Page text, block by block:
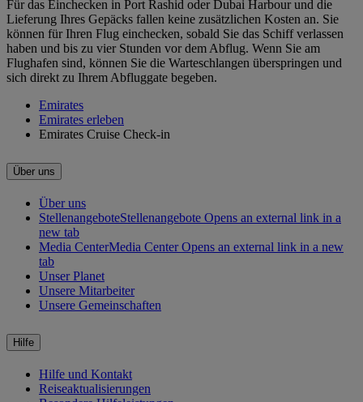
Für das Einchecken in Port Rashid oder Dubai Harbour und die
Lieferung Ihres Gepäcks fallen keine zusätzlichen Kosten an. Sie
können für Ihren Flug einchecken, sobald Sie das Schiff verlassen
haben und bis zu vier Stunden vor dem Abflug. Wenn Sie am
Flughafen sind, können Sie die Warteschlangen überspringen und
sich direkt zu Ihrem Abfluggate begeben.
Emirates
Emirates erleben
Emirates Cruise Check-in
Über uns
Über uns
StellenangeboteStellenangebote Opens an external link in a
new tab
Media CenterMedia Center Opens an external link in a new
tab
Unser Planet
Unsere Mitarbeiter
Unsere Gemeinschaften
Hilfe
Hilfe und Kontakt
Reiseaktualisierungen